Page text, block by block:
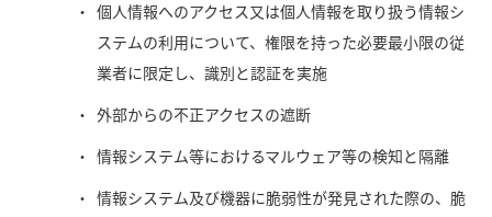
個人情報へのアクセス又は個人情報を取り扱う情報シ
ステムの利用について、権限を持った必要最小限の従
業者に限定し、識別と認証を実施
外部からの不正アクセスの遮断
情報システム等におけるマルウェア等の検知と隔離
情報システム及び機器に脆弱性が発見された際の、脆